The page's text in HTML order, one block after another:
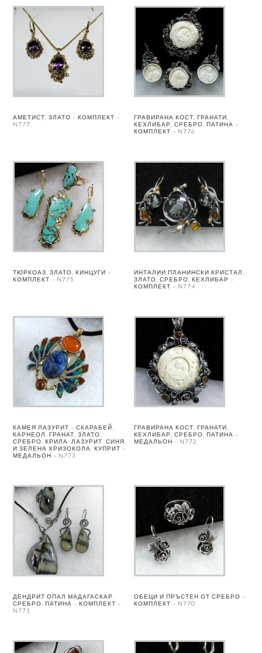
АМЕТИСТ, ЗЛАТО – КОМПЛЕКТ –
N777
ГРАВИРАНА КОСТ, ГРАНАТИ,
КЕХЛИБАР, СРЕБРО, ПАТИНА –
КОМПЛЕКТ – N776
ТЮРКОАЗ, ЗЛАТО, КИНЦУГИ –
КОМПЛЕКТ – N775
ИНТАЛИИ ПЛАНИНСКИ КРИСТАЛ,
ЗЛАТО, СРЕБРО, КЕХЛИБАР –
КОМПЛЕКТ – N774
КАМЕЯ ЛАЗУРИТ – СКАРАБЕЙ,
КАРНЕОЛ, ГРАНАТ, ЗЛАТО,
СРЕБРО. КРИЛА: ЛАЗУРИТ, СИНЯ
И ЗЕЛЕНА ХРИЗОКОЛА, КУПРИТ –
МЕДАЛЬОН – N773
ГРАВИРАНА КОСТ, ГРАНАТИ,
КЕХЛИБАР, СРЕБРО, ПАТИНА –
МЕДАЛЬОН – N772
ДЕНДРИТ ОПАЛ МАДАГАСКАР,
СРЕБРО, ПАТИНА – КОМПЛЕКТ –
N771
ОБЕЦИ И ПРЪСТЕН ОТ СРЕБРО –
КОМПЛЕКТ – N770